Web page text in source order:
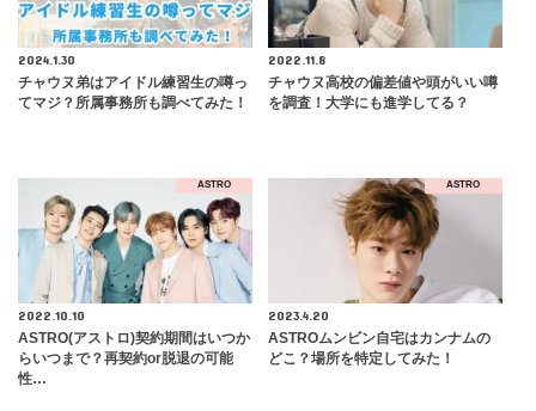
2024.1.30
チャウヌ弟はアイドル練習生の噂っ
てマジ？所属事務所も調べてみた！
2022.11.8
チャウヌ高校の偏差値や頭がいい噂
を調査！大学にも進学してる？
ASTRO
2022.10.10
ASTRO(アストロ)契約期間はいつか
らいつまで？再契約or脱退の可能
性…
ASTRO
2023.4.20
ASTROムンビン自宅はカンナムの
どこ？場所を特定してみた！